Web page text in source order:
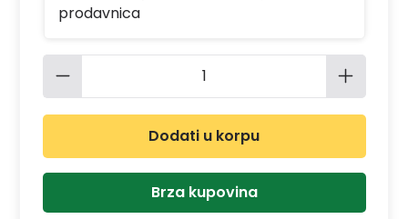
prodavnica
Količina proizvoda: Unesite
Dodati u korpu
Brza kupovina